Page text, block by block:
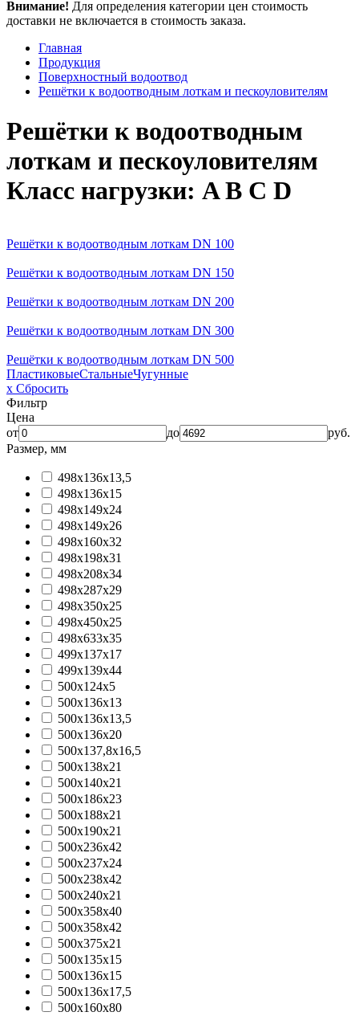
Внимание! Для определения категории цен стоимость
доставки не включается в стоимость заказа.
Главная
Продукция
Поверхностный водоотвод
Решётки к водоотводным лоткам и пескоуловителям
Решётки к водоотводным
лоткам и пескоуловителям
Класс нагрузки: A B C D
Решётки к водоотводным лоткам DN 100
Решётки к водоотводным лоткам DN 150
Решётки к водоотводным лоткам DN 200
Решётки к водоотводным лоткам DN 300
Решётки к водоотводным лоткам DN 500
ПластиковыеСтальныеЧугунные
x Сбросить
Фильтр
Цена
от
до
руб.
Размер, мм
498х136х13,5
498х136х15
498х149х24
498х149х26
498х160х32
498х198х31
498х208х34
498х287х29
498х350х25
498х450х25
498х633х35
499х137х17
499х139х44
500x124x5
500x136x13
500x136x13,5
500x136x20
500x137,8x16,5
500x138x21
500x140x21
500x186x23
500x188x21
500x190x21
500x236x42
500x237x24
500x238x42
500x240x21
500x358x40
500x358x42
500x375x21
500х135х15
500х136х15
500х136х17,5
500х160х80